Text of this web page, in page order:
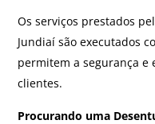
Os serviços prestados
Jundiaí são executados
permitem a segurança e
clientes.
Procurando uma